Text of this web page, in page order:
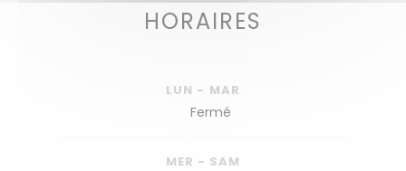
HORAIRES
LUN - MAR
Fermé
MER - SAM